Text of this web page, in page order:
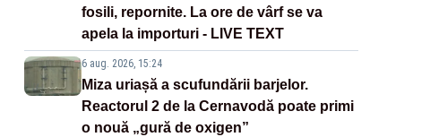
fosili, repornite. La ore de vârf se va
apela la importuri - LIVE TEXT
6 aug. 2026, 15:24
Miza uriașă a scufundării barjelor.
Reactorul 2 de la Cernavodă poate primi
o nouă „gură de oxigen”